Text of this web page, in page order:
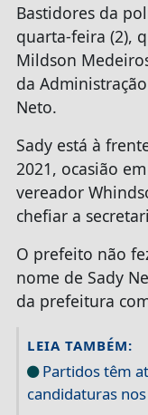
Bastidores da
quarta-feira (2),
Mildson
da
Neto.
Sady está à
2021, ocasião
vereador
chefiar a
O prefeito não
nome de Sady
da prefeitura
LEIA TAMBÉM:
Partidos têm
candidaturas